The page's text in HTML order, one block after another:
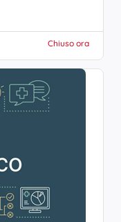
Chiuso ora